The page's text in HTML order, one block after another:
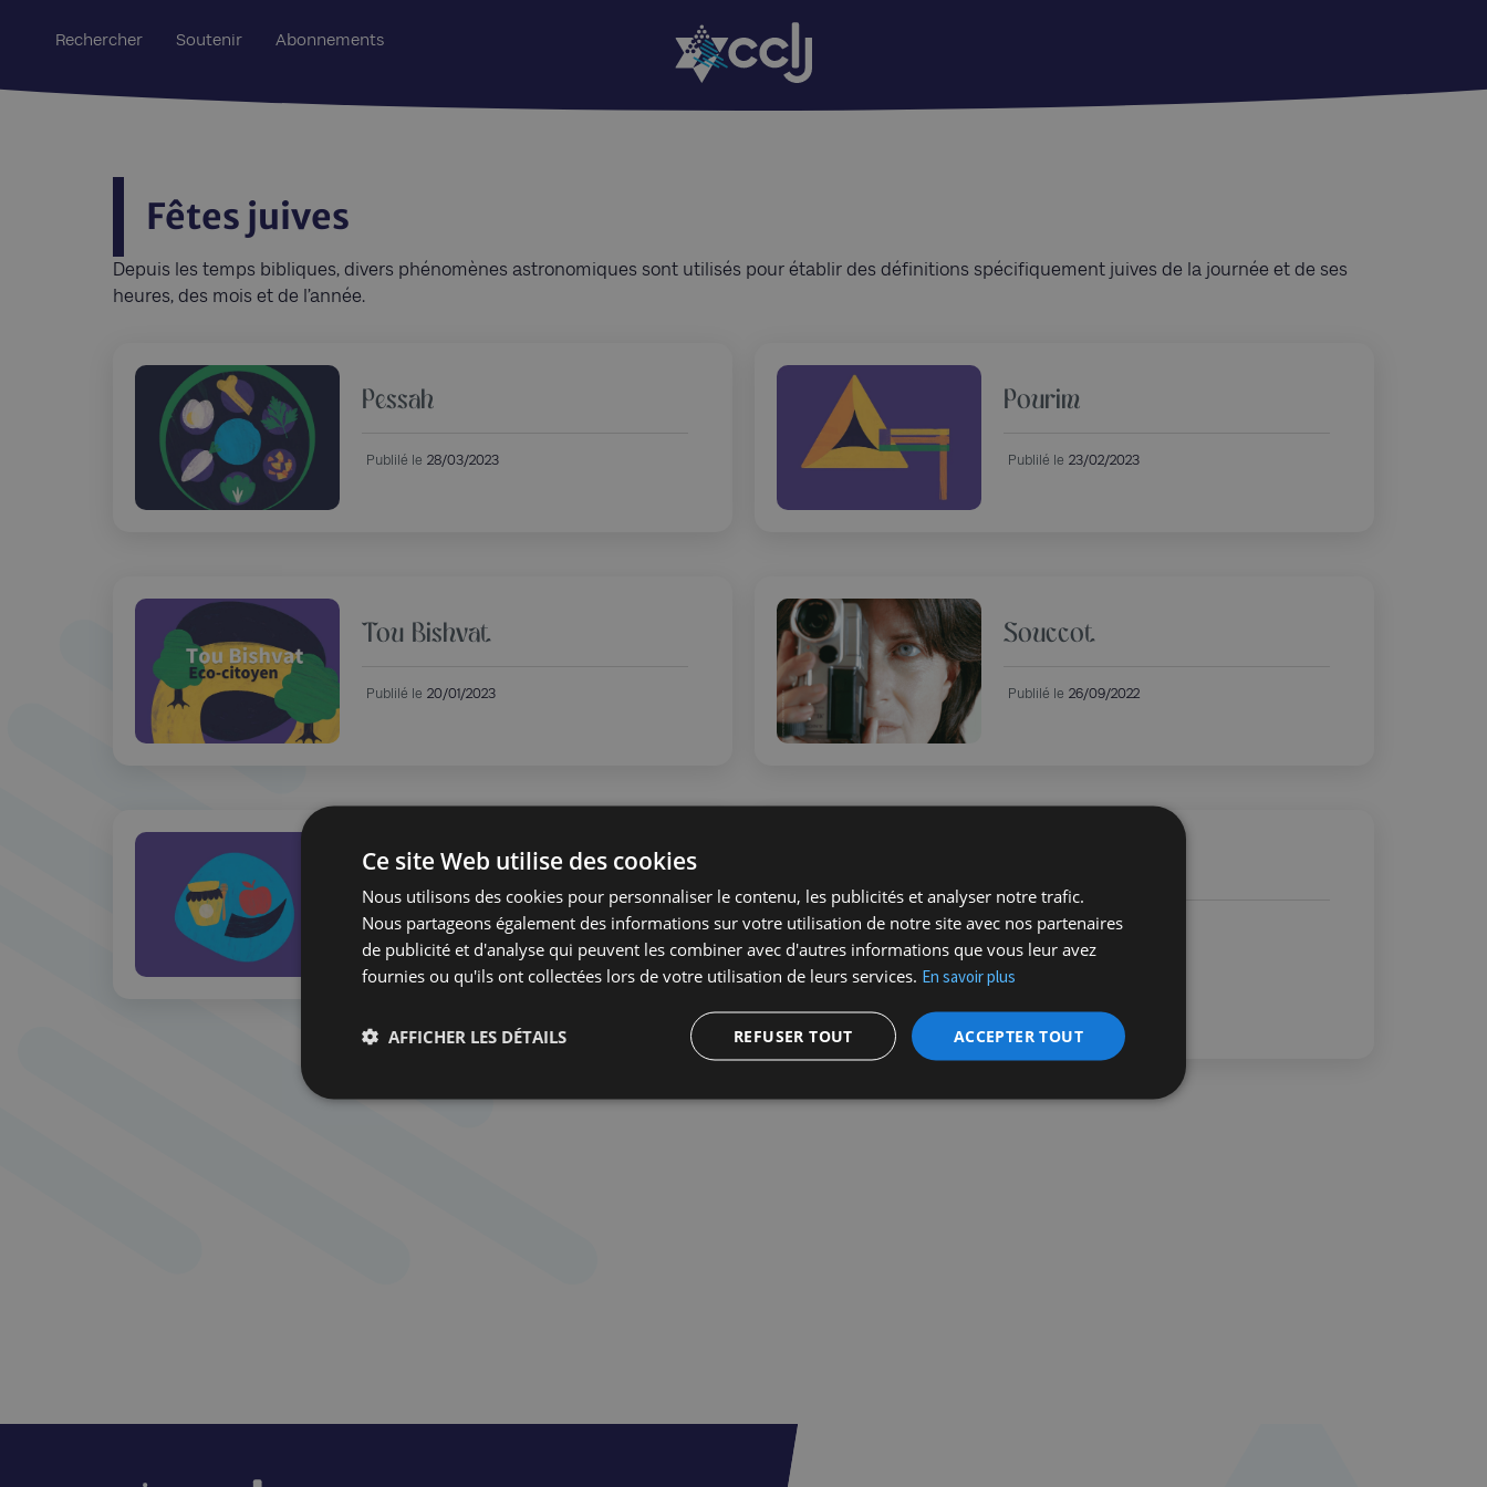
Rechercher Soutenir Abonnements
Fêtes juives
Depuis les temps bibliques, divers phénomènes astronomiques sont utilisés pour établir des définitions spécifiquement juives de la journée et de ses
heures, des mois et de l’année.
Pessah
Publilé le 28/03/2023
Pourim
Publilé le 23/02/2023
Tou Bishvat
Publilé le 20/01/2023
Souccot
Publilé le 26/09/2022
Rosh Hashana
Publilé le 16/09/2022 Publilé le 17/11/2021
Ce site Web utilise des cookies
Nous utilisons des cookies pour personnaliser le contenu, les publicités et analyser notre trafic.
Nous partageons également des informations sur votre utilisation de notre site avec nos partenaires
de publicité et d'analyse qui peuvent les combiner avec d'autres informations que vous leur avez
fournies ou qu'ils ont collectées lors de votre utilisation de leurs services. En savoir plus
ACCEPTER TOUT
REFUSER TOUT
AFFICHER LES DÉTAILS